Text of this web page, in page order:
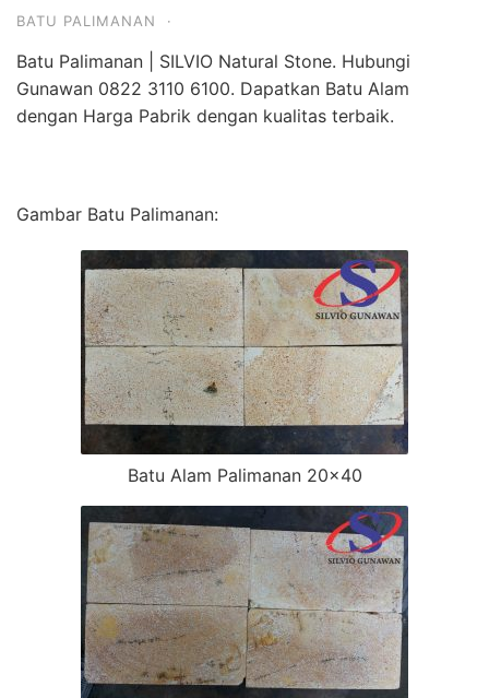
BATU PALIMANAN ·
Batu Palimanan | SILVIO Natural Stone. Hubungi
Gunawan 0822 3110 6100. Dapatkan Batu Alam
dengan Harga Pabrik dengan kualitas terbaik.
Gambar Batu Palimanan:
Batu Alam Palimanan 20×40